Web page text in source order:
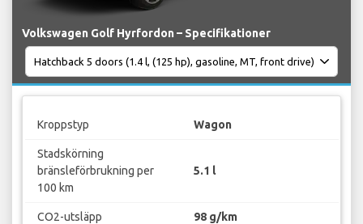
Volkswagen Golf Hyrfordon – Specifikationer
Kroppstyp Wagon
Stadskörning
bränsleförbrukning per
100 km
5.1 l
CO2-utsläpp 98 g/km